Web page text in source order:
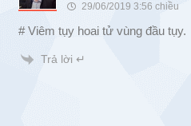
29/06/2019 3:56 chiều
# Viêm tụy hoai tử vùng đầu tụy.
Trả lời ↵